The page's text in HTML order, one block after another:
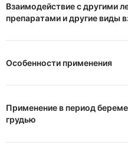
Взаимодействие с другими
препаратами и другие виды
Особенности применения
Применение в период
грудью